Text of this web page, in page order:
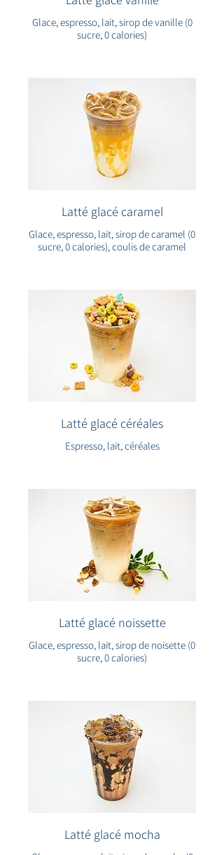
Glace, espresso, lait, sirop de vanille (0
sucre, 0 calories)
Latté glacé caramel
Glace, espresso, lait, sirop de caramel (0
sucre, 0 calories), coulis de caramel
Latté glacé céréales
Espresso, lait, céréales
Latté glacé noissette
Glace, espresso, lait, sirop de noisette (0
sucre, 0 calories)
Latté glacé mocha